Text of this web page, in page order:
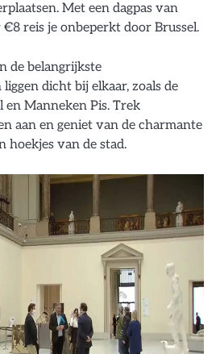
Met een dagpas van
€8 reis je onbeperkt door Brussel.
de belangrijkste
dicht bij elkaar, zoals de
Manneken Pis. Trek
aan en geniet van de charmante
hoekjes van de stad.